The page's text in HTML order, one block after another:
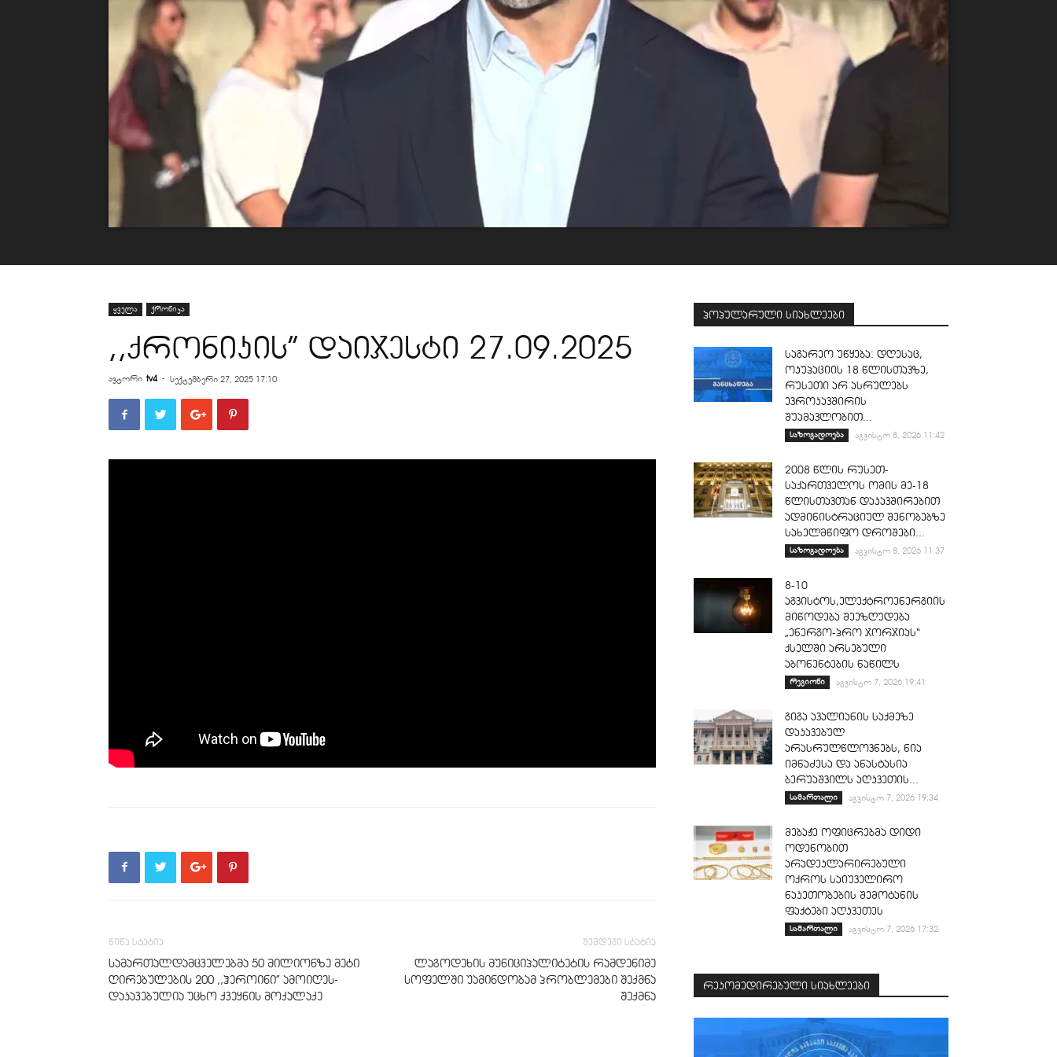
ყველა ქრონიკა
,,ქრონიკის” დაიჯესტი 27.09.2025
ავტორი tv4 - სექტემბერი 27, 2025 17:10
წინა სტატია
სამართალდამცველებმა 50 მილიონზე მეტი
ღირებულების 200 ,,ჰეროინი” ამოიღეს-
დაკავებულია უცხო ქვეყნის მოქალაქე
შემდეგი სტატია
ლაგოდეხის მუნიციპალიტეტის რამდენიმე
სოფელში უამინდობამ პრობლემები შექმნა
შექმნა
პოპულარული სიახლეები
საგარეო უწყება: დღესაც,
ოკუპაციის 18 წლისთავზე,
რუსეთი არ ასრულებს
ევროკავშირის
შუამავლობით...
საზოგადოება აგვისტო 8, 2026 11:42
2008 წლის რუსეთ-
საქართველოს ომის მე-18
წლისთავთან დაკავშირებით
ადმინისტრაციულ შენობებზე
სახელმწიფო დროშები...
საზოგადოება აგვისტო 8, 2026 11:37
8-10
აგვისტოს,ელექტროენერგიის
მიწოდება შეეზღუდება
„ენერგო-პრო ჯორჯიას“
ქსელში არსებული
აბონენტების ნაწილს
რეგიონი აგვისტო 7, 2026 19:41
გიგა ავალიანის საქმეზე
დაკავებულ
არასრულწლოვნებს, ნია
იმნაძესა და ანასტასია
ბერუაშვილს აღკვეთის...
სამართალი აგვისტო 7, 2026 19:34
მებაჟე ოფიცრებმა დიდი
ოდენობით
არადეკლარირებული
ოქროს საიუველირო
ნაკეთობების შემოტანის
ფაქტები აღკვეთეს
სამართალი აგვისტო 7, 2026 17:32
რეკომედირებული სიახლეები